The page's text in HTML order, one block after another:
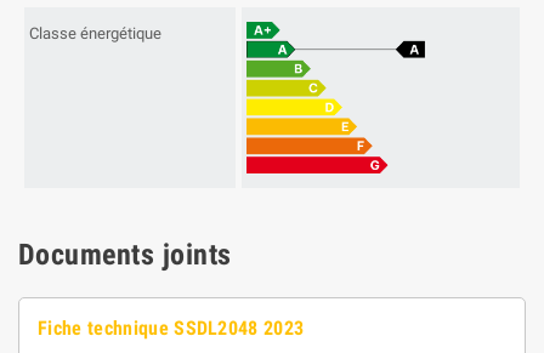
Classe énergétique
Documents joints
Fiche technique SSDL2048 2023